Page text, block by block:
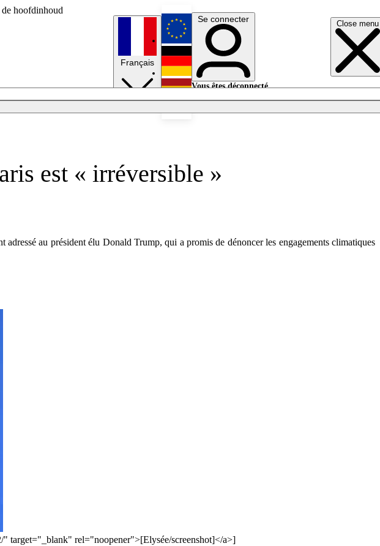
de hoofdinhoud
Close menu
Français
English
Deutsch
Se connecter
Vous êtes déconnecté.
est « irréversible »
au président élu Donald Trump, qui a promis de dénoncer les engagements climatiques
target="_blank" rel="noopener">[Elysée/screenshot]</a>]